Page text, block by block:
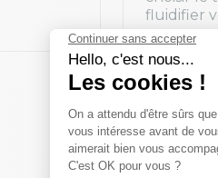
fluidifier